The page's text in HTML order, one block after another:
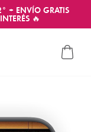
+ ENVÍO GRATIS
🔥